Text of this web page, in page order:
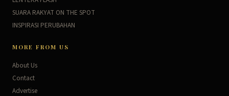
SUARA RAKYAT ON THE SPOT
INSPIRASI PERUBAHAN
MORE FROM US
About Us
Contact
Advertise